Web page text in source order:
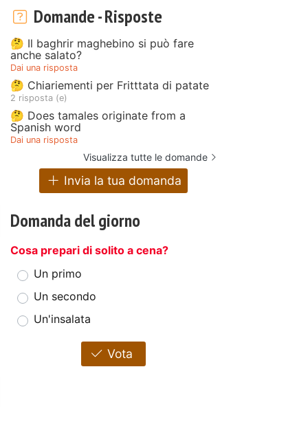
Domande - Risposte
🤔 Il baghrir maghebino si può fare
anche salato?
Dai una risposta
🤔 Chiariementi per Fritttata di patate
2 risposta (e)
🤔 Does tamales originate from a
Spanish word
Dai una risposta
Visualizza tutte le domande
Invia la tua domanda
Domanda del giorno
Cosa prepari di solito a cena?
Un primo
Un secondo
Un'insalata
Vota